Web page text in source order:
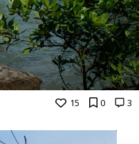
15 0 3